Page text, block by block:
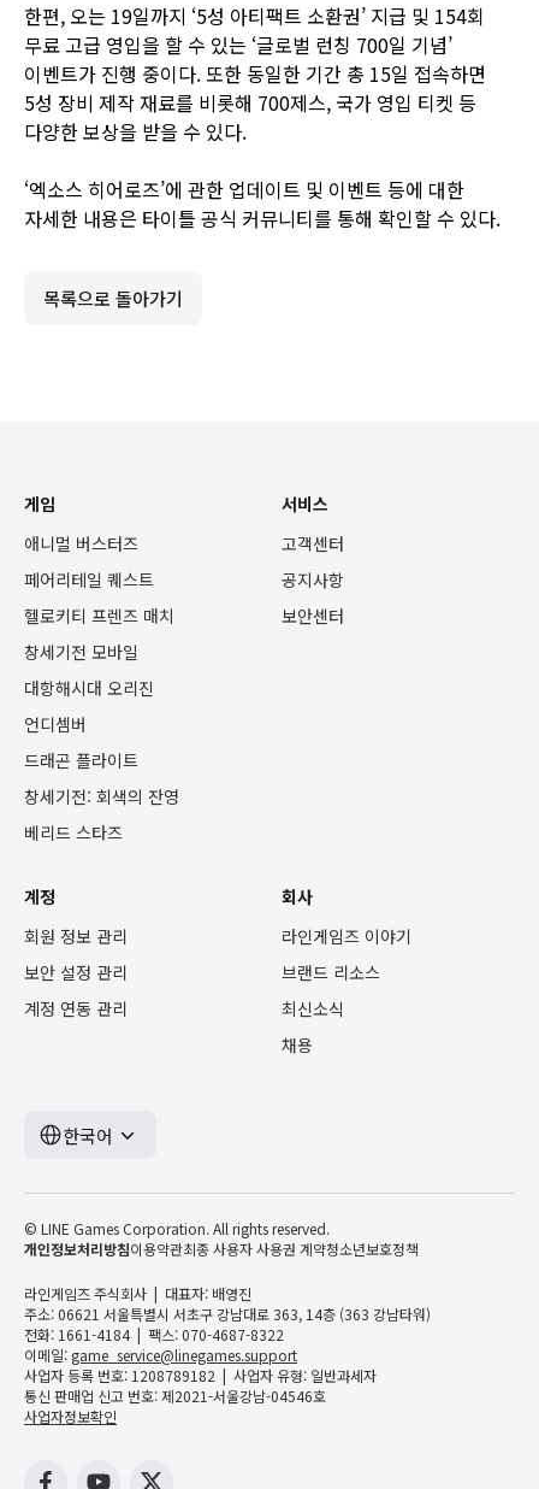
한편, 오는 19일까지 ‘5성 아티팩트 소환권’ 지급 및 154회
무료 고급 영입을 할 수 있는 ‘글로벌 런칭 700일 기념’
이벤트가 진행 중이다. 또한 동일한 기간 총 15일 접속하면
5성 장비 제작 재료를 비롯해 700제스, 국가 영입 티켓 등
다양한 보상을 받을 수 있다.
‘엑소스 히어로즈’에 관한 업데이트 및 이벤트 등에 대한
자세한 내용은 타이틀 공식 커뮤니티를 통해 확인할 수 있다.
목록으로 돌아가기
게임
애니멀 버스터즈
페어리테일 퀘스트
헬로키티 프렌즈 매치
창세기전 모바일
대항해시대 오리진
언디셈버
드래곤 플라이트
창세기전: 회색의 잔영
베리드 스타즈
서비스
고객센터
공지사항
보안센터
계정
회원 정보 관리
보안 설정 관리
계정 연동 관리
회사
라인게임즈 이야기
브랜드 리소스
최신소식
채용
한국어
© LINE Games Corporation. All rights reserved.
개인정보처리방침이용약관최종 사용자 사용권 계약청소년보호정책
라인게임즈 주식회사
대표자: 배영진
주소: 06621 서울특별시 서초구 강남대로 363, 14층 (363 강남타워)
전화: 1661-4184
팩스: 070-4687-8322
이메일: game_service@linegames.support
사업자 등록 번호: 1208789182
사업자 유형: 일반과세자
통신 판매업 신고 번호: 제2021-서울강남-04546호
사업자정보확인